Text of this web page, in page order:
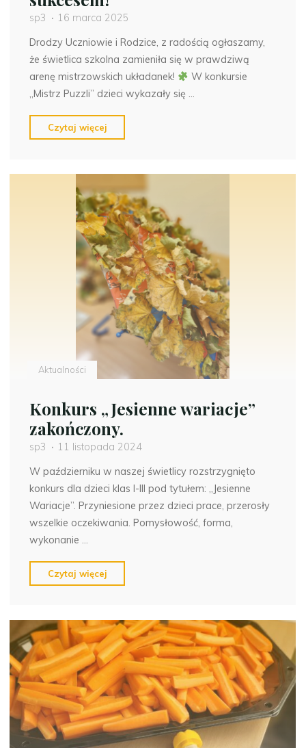
sp3
16 marca 2025
Drodzy Uczniowie i Rodzice, z radością ogłaszamy,
że świetlica szkolna zamieniła się w prawdziwą
arenę mistrzowskich układanek!
W konkursie
„Mistrz Puzzli” dzieci wykazały się …
Czytaj więcej
„Mistrz
zakończył
się
wielkim
sukcesem!"
Aktualności
Konkurs „Jesienne wariacje”
zakończony.
sp3
11 listopada 2024
W październiku w naszej świetlicy rozstrzygnięto
konkurs dla dzieci klas I-III pod tytułem: „Jesienne
Wariacje”. Przyniesione przez dzieci prace, przerosły
wszelkie oczekiwania. Pomysłowość, forma,
wykonanie …
Czytaj więcej
„Jesienne
zakończony."